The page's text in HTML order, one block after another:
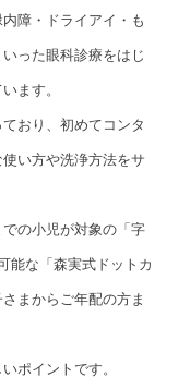
障・ドライアイ・も
った眼科診療をはじ
ます。
おり、初めてコンタ
い方や洗浄方法をサ
の小児が対象の「字
能な「森実式ドットカ
まからご年配の方ま
ポイントです。